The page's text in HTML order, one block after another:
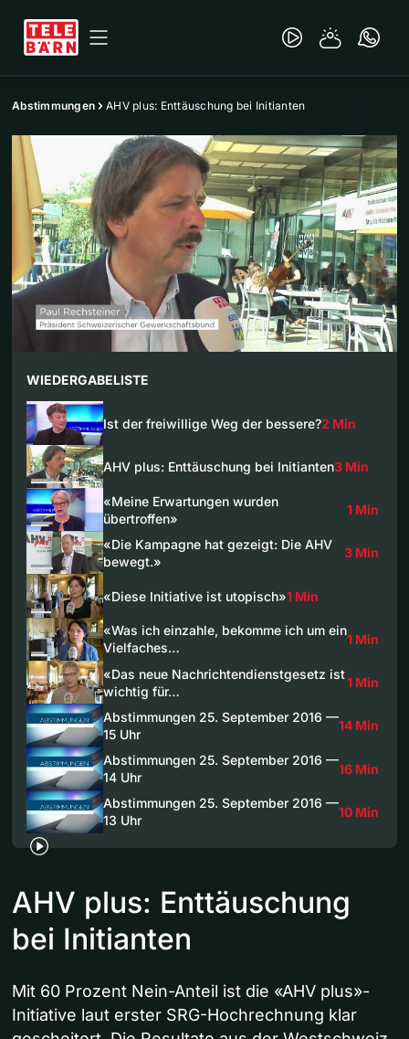
Abstimmungen AHV plus: Enttäuschung bei Initianten
WIEDERGABELISTE
Ist der freiwillige Weg der bessere?2 Min
AHV plus: Enttäuschung bei Initianten3 Min
«Meine Erwartungen wurden
übertroffen»
1 Min
«Die Kampagne hat gezeigt: Die AHV
bewegt.»
3 Min
«Diese Initiative ist utopisch»1 Min
«Was ich einzahle, bekomme ich um ein
Vielfaches…
1 Min
«Das neue Nachrichtendienstgesetz ist
wichtig für…
1 Min
Abstimmungen 25. September 2016 —
15 Uhr
14 Min
Abstimmungen 25. September 2016 —
14 Uhr
16 Min
Abstimmungen 25. September 2016 —
13 Uhr
10 Min
AHV plus: Enttäuschung
bei Initianten
Mit 60 Prozent Nein-Anteil ist die «AHV plus»-
Initiative laut erster SRG-Hochrechnung klar